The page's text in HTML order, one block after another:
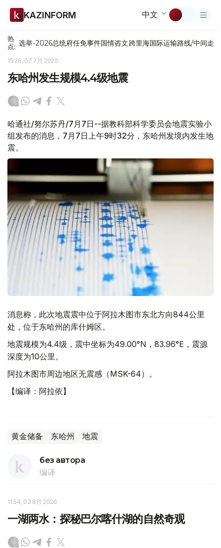
KAZINFORM 中文
热
点: 选举-2026总统府任免事件国情咨文跨里海国际运输路线/中间走廊
15:26, 07 7月 2020
东哈州发生规模4.4级地震
哈通社/努尔苏丹/7月7日--据教科部科学委员会地震实验小
组发布的消息，7月7日上午9时32分，东哈州发境内发生地
震。
消息称，此次地震震中位于阿拉木图市东北方向844公里
处，位于东哈州的库什姆区。
地震规模为4.4级，震中坐标为49.00°N，83.96°E，震源
深度为10公里。
阿拉木图市周边地区无震感（MSK-64）。
【编译：阿拉依】
黄金储备 东哈州 地震
без автора
编译
11:54, 03 8月 2026
一湖两水：探秘巴尔喀什湖的自然奇观